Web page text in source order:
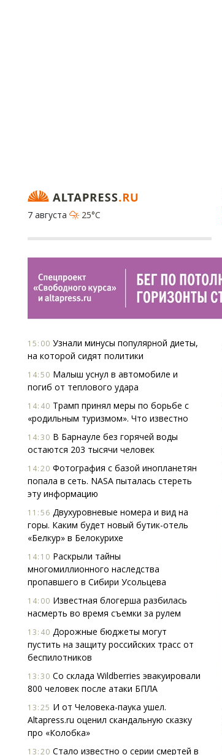
7 августа
25°C
15:00 Узнали минусы популярной диеты,
на которой сидят политики
14:50 Малыш уснул в автомобиле и
погиб от теплового удара
14:40 Трамп принял меры по борьбе с
«родильным туризмом». Что известно
14:30 В Барнауле без горячей воды
остаются 203 тысячи человек
14:20 Фотография с базой инопланетян
попала в сеть. NASA пыталась стереть
эту информацию
11:56 Двухуровневые номера и вид на
горы. Каким будет новый бутик-отель
«Белкур» в Белокурихе
14:10 Раскрыли тайны
многомиллионного наследства
пропавшего в Сибири Усольцева
14:00 Известная блогерша разбилась
насмерть во время съемки за рулем
13:40 Дорожные бюджеты могут
пустить на защиту российских трасс от
беспилотников
13:30 Со склада Wildberries эвакуировали
800 человек после атаки БПЛА
13:25 И от Человека-паука ушел.
Altapress.ru оценил скандальную сказку
про «Колобка»
13:20 Стало известно о серии смертей в